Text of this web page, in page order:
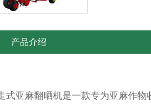
产品介绍
式亚麻翻晒机是一款专为亚麻作主